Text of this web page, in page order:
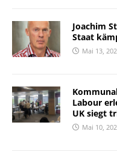
Joachim
Staat
Mai 13,
Labour
UK siegt
Mai 10,